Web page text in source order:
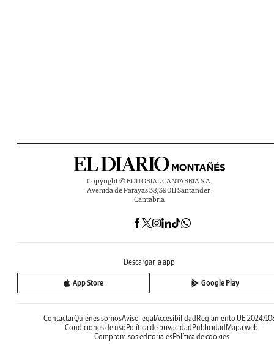
Copyright © EDITORIAL CANTABRIA S.A.
Avenida de Parayas 38, 39011 Santander ,
Cantabria
Descargar la app
App Store Google Play
ContactarQuiénes somosAviso legalAccesibilidadReglamento UE 2024/
Condiciones de usoPolítica de privacidadPublicidadMapa web
Compromisos editorialesPolítica de cookies